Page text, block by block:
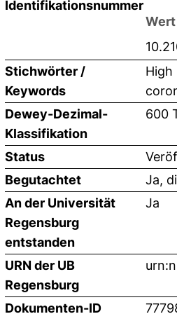
Identifikationsnummer
Wert
Stichwörter /
Keywords
High
Dewey-Dezimal-
Klassifikation
600
Status
Begutachtet
Ja,
An der Universität
Regensburg
entstanden
Ja
URN der UB
Regensburg
Dokumenten-ID